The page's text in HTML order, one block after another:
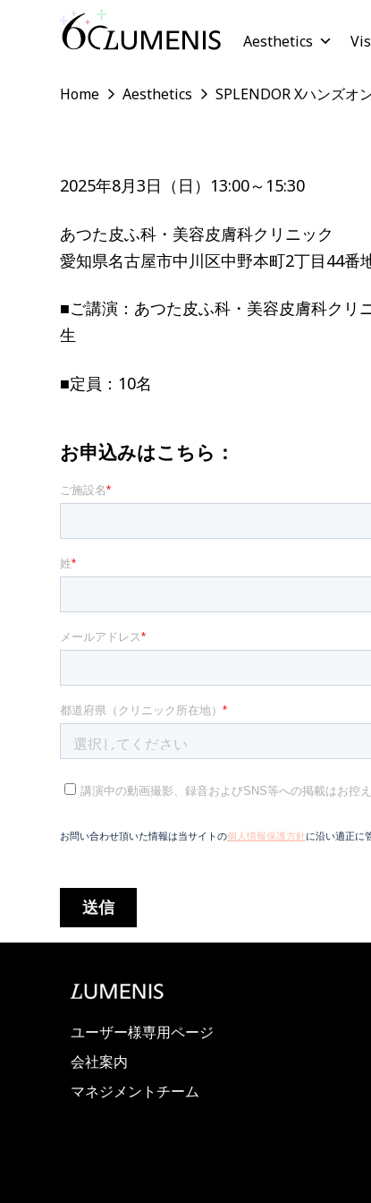
Aesthetics
Home Aesthetics SPLENDOR Xハンズオ
2025年8月3日（日）13:00～15:30
あつた皮ふ科・美容皮膚科クリニック
愛知県名古屋市中川区中野本町2丁目44番
■ご講演：あつた皮ふ科・美容皮膚科
生
■定員：10名
ユーザー様専用ページ
会社案内
マネジメントチーム